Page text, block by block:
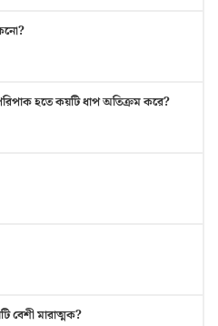
হতে কয়টি ধাপ অতিক্রম করে?
বেশী মারাত্মক?